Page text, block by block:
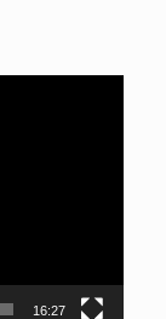
16:27